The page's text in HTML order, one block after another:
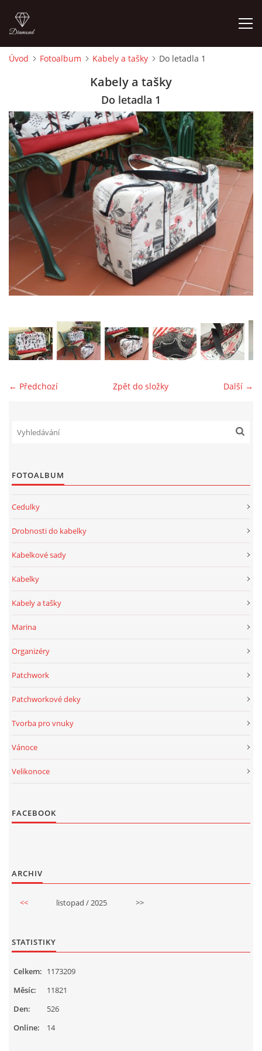
CEDULKY
MOJE POSLEDNÍ PRÁCE
jk-laguna@seznam.cz
Úvod Fotoalbum Kabely a tašky Do letadla 1
Kabely a tašky
Do letadla 1
← Předchozí Další →
Zpět do složky
FOTOALBUM
Cedulky
Drobnosti do kabelky
Kabelkové sady
Kabelky
Kabely a tašky
Marina
Organizéry
Patchwork
Patchworkové deky
Tvorba pro vnuky
Vánoce
Velikonoce
FACEBOOK
ARCHIV
<< listopad / 2025 >>
STATISTIKY
Online: 14
Celkem: 1173209
Měsíc:
11821
Den:
526